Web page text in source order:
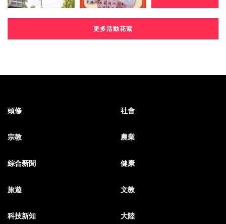
更多活動花絮
頭條 社會
宗教 農業
綜合新聞 健康
旅遊 文教
科技新知 大陸